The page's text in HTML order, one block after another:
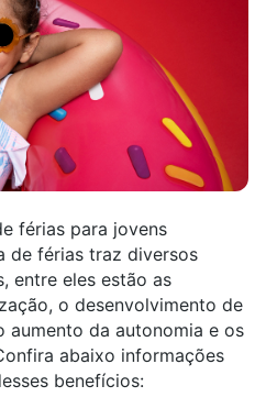
férias para jovens
de férias traz diversos
entre eles estão as
o desenvolvimento de
aumento da autonomia e os
abaixo informações
benefícios: